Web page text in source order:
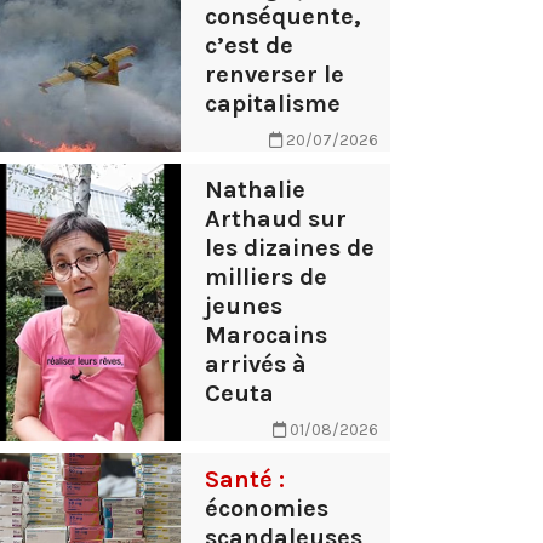
conséquente,
c’est de
renverser le
capitalisme
20/07/2026
Nathalie
Arthaud sur
les dizaines de
milliers de
jeunes
Marocains
arrivés à
Ceuta
01/08/2026
Santé :
économies
scandaleuses